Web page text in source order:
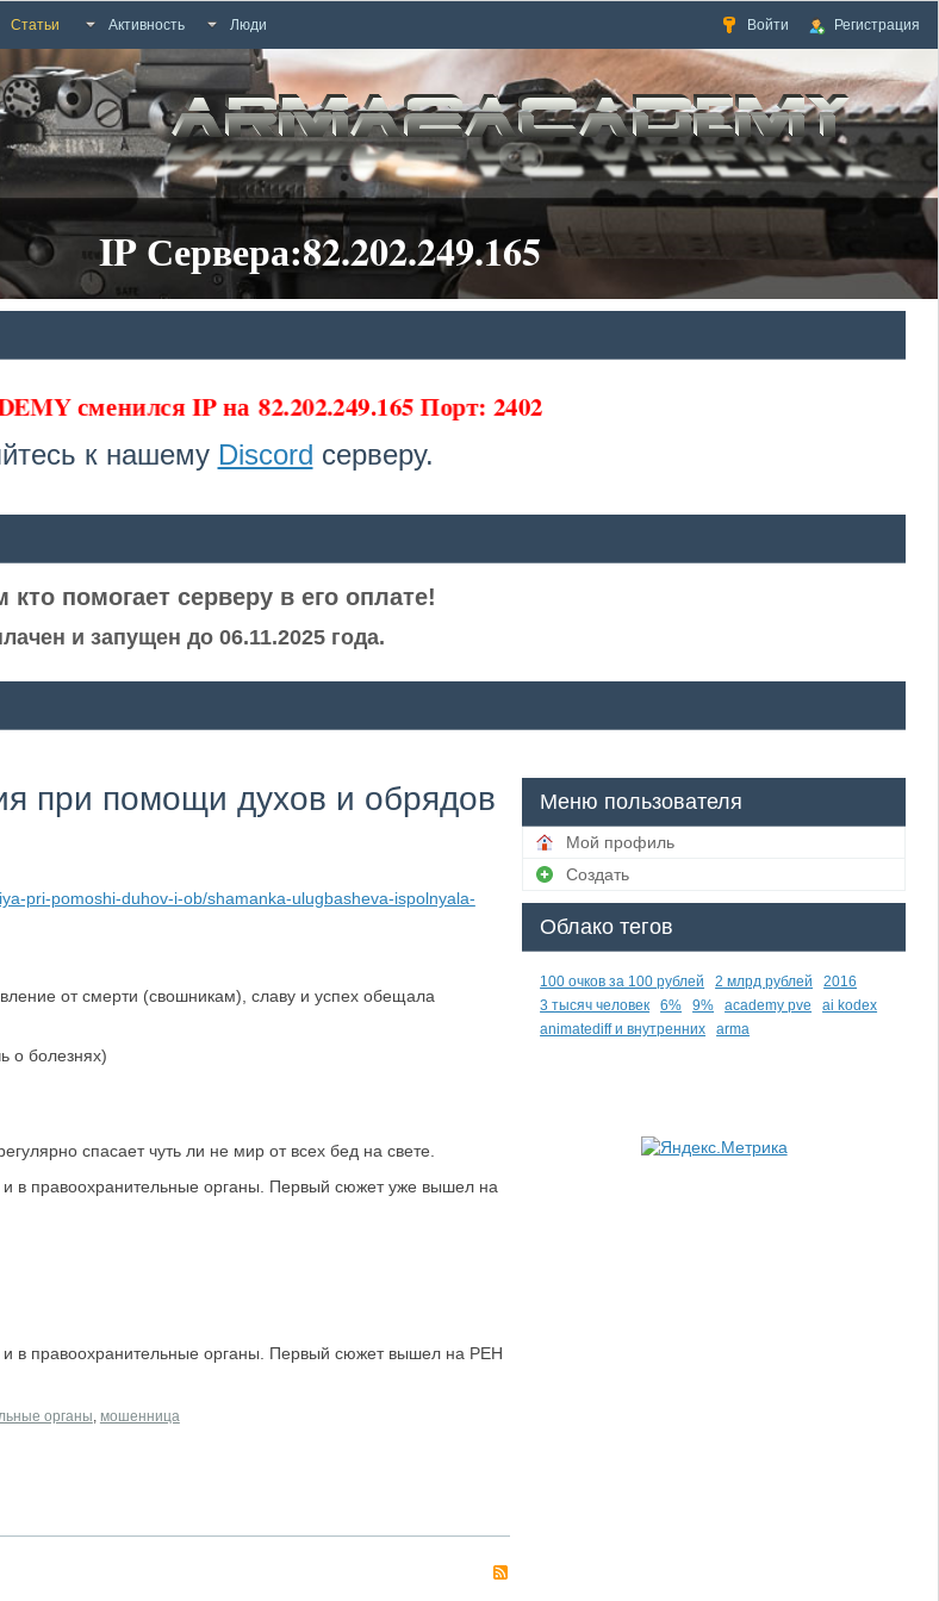
Статьи Активность Люди Войти Регистрация
IP Сервера:82.202.249.165
сменился IP на 82.202.249.165 Порт: 2402
к нашему Discord серверу.
помогает серверу в его оплате!
и запущен до 06.11.2025 года.
при помощи духов и обрядов
pri-pomoshi-duhov-i-ob/shamanka-ulugbasheva-ispolnyala-
от смерти (свошникам), славу и успех обещала
о болезнях)
спасает чуть ли не мир от всех бед на свете.
в правоохранительные органы. Первый сюжет уже вышел на
и в правоохранительные органы. Первый сюжет вышел на РЕН
органы, мошенница
Меню пользователя
Мой профиль
Создать
Облако тегов
100 очков за 100 рублей 2 млрд рублей
2016
3 тысяч человек
6% 9% academy pve
ai kodex
animatediff и внутренних
arma